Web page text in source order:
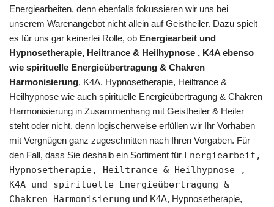
Energiearbeiten, denn ebenfalls fokussieren wir uns bei
unserem Warenangebot nicht allein auf Geistheiler. Dazu spielt
es für uns gar keinerlei Rolle, ob Energiearbeit und
Hypnosetherapie, Heiltrance & Heilhypnose , K4A ebenso
wie spirituelle Energieübertragung & Chakren
Harmonisierung, K4A, Hypnosetherapie, Heiltrance &
Heilhypnose wie auch spirituelle Energieübertragung & Chakren
Harmonisierung in Zusammenhang mit Geistheiler & Heiler
steht oder nicht, denn logischerweise erfüllen wir Ihr Vorhaben
mit Vergnügen ganz zugeschnitten nach Ihren Vorgaben. Für
den Fall, dass Sie deshalb ein Sortiment für Energiearbeit,
Hypnosetherapie, Heiltrance & Heilhypnose ,
K4A und spirituelle Energieübertragung &
Chakren Harmonisierung und K4A, Hypnosetherapie,